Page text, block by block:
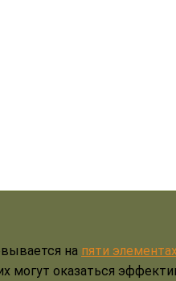
на пяти
могут оказаться